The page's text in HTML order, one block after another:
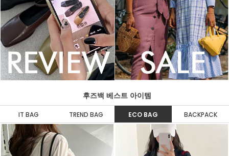
후즈백 베스트 아이템
IT BAG TREND BAG ECO BAG BACKPACK